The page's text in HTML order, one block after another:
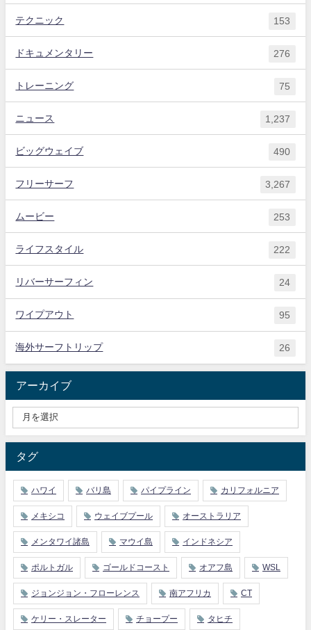
テクニック 153
ドキュメンタリー 276
トレーニング 75
ニュース 1,237
ビッグウェイブ 490
フリーサーフ 3,267
ムービー 253
ライフスタイル 222
リバーサーフィン 24
ワイプアウト 95
海外サーフトリップ 26
アーカイブ
タグ
ハワイ バリ島 パイプライン カリフォルニア
メキシコ ウェイブプール オーストラリア
メンタワイ諸島 マウイ島 インドネシア
ポルトガル ゴールドコースト オアフ島 WSL
ジョンジョン・フローレンス 南アフリカ CT
ケリー・スレーター チョープー タヒチ